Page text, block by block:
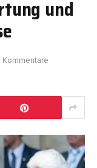
und
Kommentare